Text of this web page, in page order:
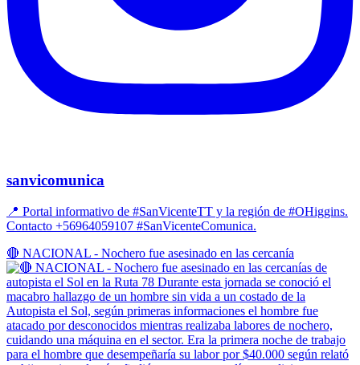
sanvicomunica
📍 Portal informativo de #SanVicenteTT y la región de #OHiggins.
Contacto +56964059107 #SanVicenteComunica.
🔴 NACIONAL - Nochero fue asesinado en las cercanía